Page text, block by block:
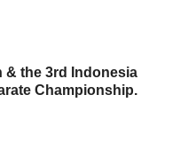
& the 3rd Indonesia
Championship.